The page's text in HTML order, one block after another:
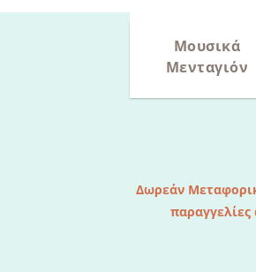
Μουσικά
Μενταγιόν
Δωρεάν
παραγγελίες